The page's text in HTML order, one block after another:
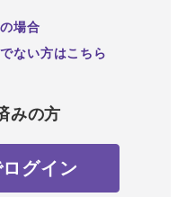
場合
ない方はこちら
みの方
グイン